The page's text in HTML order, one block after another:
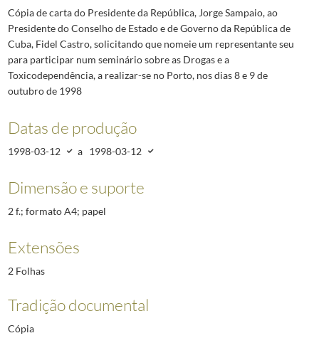
Cópia de carta do Presidente da República, Jorge Sampaio, ao
Presidente do Conselho de Estado e de Governo da República de
Cuba, Fidel Castro, solicitando que nomeie um representante seu
para participar num seminário sobre as Drogas e a
Toxicodependência, a realizar-se no Porto, nos dias 8 e 9 de
outubro de 1998
Datas de produção
1998-03-12 a 1998-03-12
Dimensão e suporte
2 f.; formato A4; papel
Extensões
2 Folhas
Tradição documental
Cópia